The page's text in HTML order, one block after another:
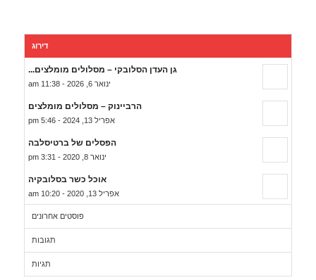
דירוג
גן העדן הסלובקי – מסלולים מומלצים...
ינואר 6, 2026 - 11:38 am
הרביינוק – מסלולים מומלצים
אפריל 13, 2024 - 5:46 pm
הפסלים של ברטיסלבה
ינואר 8, 2020 - 3:31 pm
אוכל כשר בסלובקיה
אפריל 13, 2020 - 10:20 am
פוסטים אחרונים
תגובות
תגיות